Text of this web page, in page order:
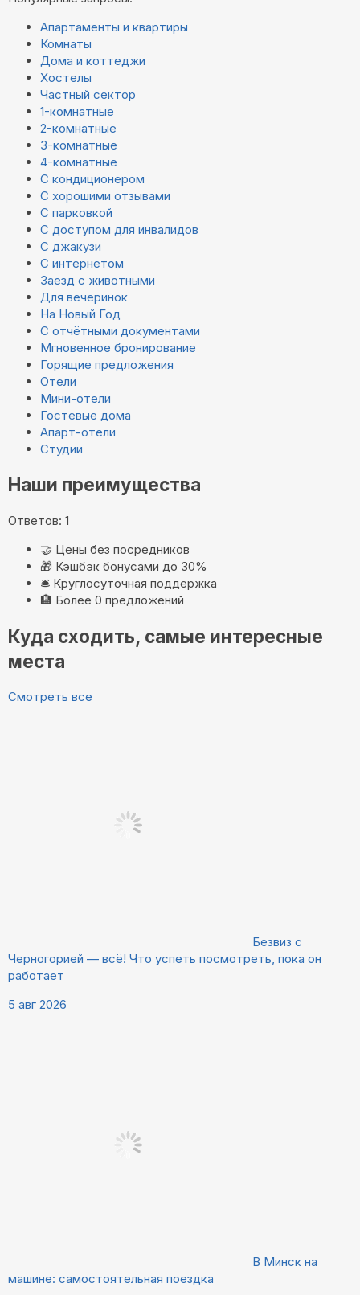
Апартаменты и квартиры
Комнаты
Дома и коттеджи
Хостелы
Частный сектор
1-комнатные
2-комнатные
3-комнатные
4-комнатные
С кондиционером
С хорошими отзывами
С парковкой
С доступом для инвалидов
С джакузи
С интернетом
Заезд с животными
Для вечеринок
На Новый Год
С отчётными документами
Мгновенное бронирование
Горящие предложения
Отели
Мини-отели
Гостевые дома
Апарт-отели
Студии
Наши преимущества
Ответов: 1
🤝 Цены без посредников
🎁 Кэшбэк бонусами до 30%
🛎️ Круглосуточная поддержка
🏨 Более 0 предложений
Куда сходить, самые интересные
места
Смотреть все
Безвиз с
Черногорией — всё! Что успеть посмотреть, пока он
работает
5 авг 2026
В Минск на
машине: самостоятельная поездка